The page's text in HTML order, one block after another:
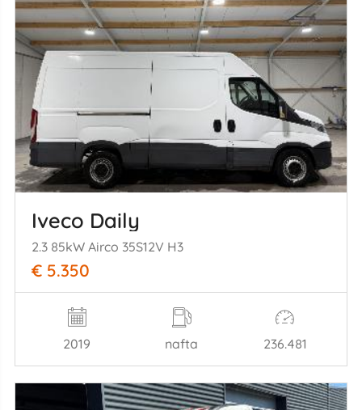
Iveco Daily
2.3 85kW Airco 35S12V H3
€ 5.350
2019 nafta 236.481